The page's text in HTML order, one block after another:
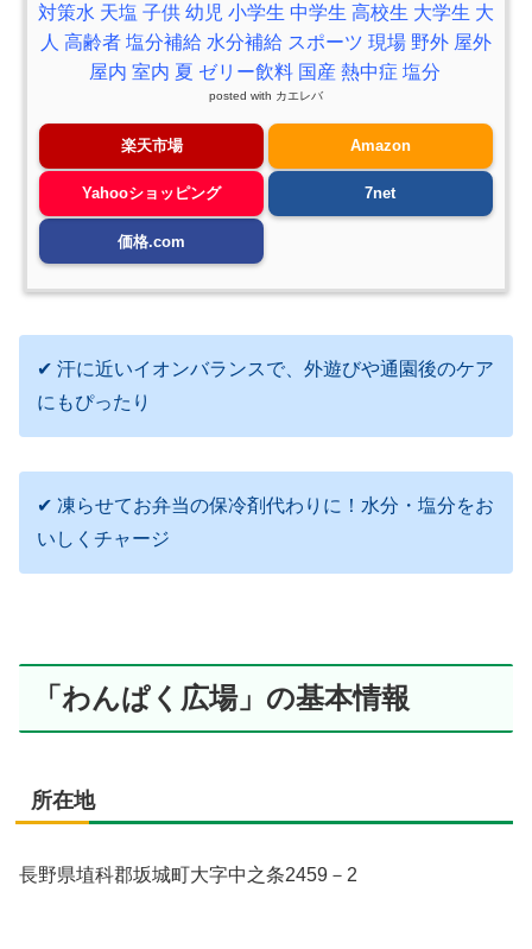
対策水 天塩 子供 幼児 小学生 中学生 高校生 大学生 大
人 高齢者 塩分補給 水分補給 スポーツ 現場 野外 屋外
屋内 室内 夏 ゼリー飲料 国産 熱中症 塩分
posted with カエレバ
楽天市場 Amazon
Yahooショッピング 7net
価格.com
✔ 汗に近いイオンバランスで、外遊びや通園後のケア
にもぴったり
✔ 凍らせてお弁当の保冷剤代わりに！水分・塩分をお
いしくチャージ
「わんぱく広場」の基本情報
所在地
長野県埴科郡坂城町大字中之条2459－2